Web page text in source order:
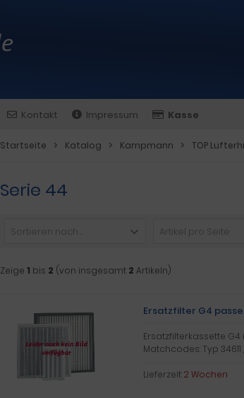
Kontakt Impressum Kasse
Startseite Katalog Kampmann TOP
Serie 44
Sortieren nach ... Artikel pro Seite
Zeige 1 bis 2 (von insgesamt 2 Artikeln)
Ersatzfilter G4
Ersatzfilterkassette
Matchcodes: Typ 34611
Lieferzeit:2 Wochen